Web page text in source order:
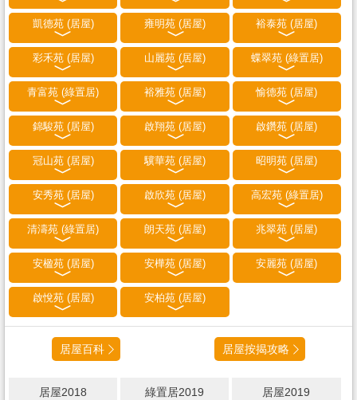
凱德苑 (居屋) 雍明苑 (居屋) 裕泰苑 (居屋)
彩禾苑 (居屋) 山麗苑 (居屋) 蝶翠苑 (綠置居)
青富苑 (綠置居) 裕雅苑 (居屋) 愉德苑 (居屋)
錦駿苑 (居屋) 啟翔苑 (居屋) 啟鑽苑 (居屋)
冠山苑 (居屋) 驥華苑 (居屋) 昭明苑 (居屋)
安秀苑 (居屋) 啟欣苑 (居屋) 高宏苑 (綠置居)
清濤苑 (綠置居) 朗天苑 (居屋) 兆翠苑 (居屋)
安楹苑 (居屋) 安樺苑 (居屋) 安麗苑 (居屋)
啟悅苑 (居屋) 安柏苑 (居屋)
居屋百科 居屋按揭攻略
居屋2018 綠置居2019 居屋2019